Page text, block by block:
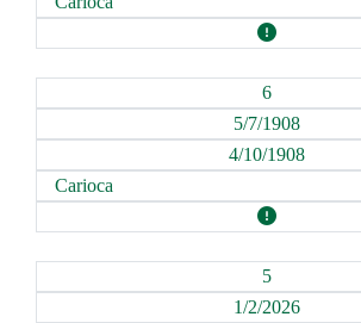
6
5/7/1908
4/10/1908
Carioca
5
1/2/2026